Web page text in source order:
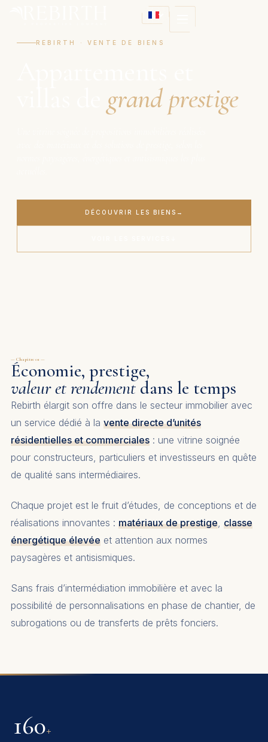
REBIRTH · VENTE DE BIENS
grand prestige
DÉCOUVRIR LES BIENS
— Chapitre 01 —
Économie, prestige,
valeur et rendementdans le temps
Rebirth élargit son offre dans le secteur immobilier avec
un service dédié à la vente directe d’unités
résidentielles et commerciales : une vitrine soignée
pour constructeurs, particuliers et investisseurs en quête
de qualité sans intermédiaires.
Chaque projet est le fruit d’études, de conceptions et de
réalisations innovantes : matériaux de prestige, classe
énergétique élevée et attention aux normes
paysagères et antisismiques.
Sans frais d’intermédiation immobilière et avec la
possibilité de personnalisations en phase de chantier, de
subrogations ou de transferts de prêts fonciers.
160+